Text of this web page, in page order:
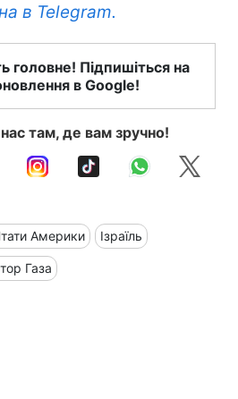
в Telegram.
головне! Підпишіться на
в Google!
там, де вам зручно!
Америки Ізраїль
Газа